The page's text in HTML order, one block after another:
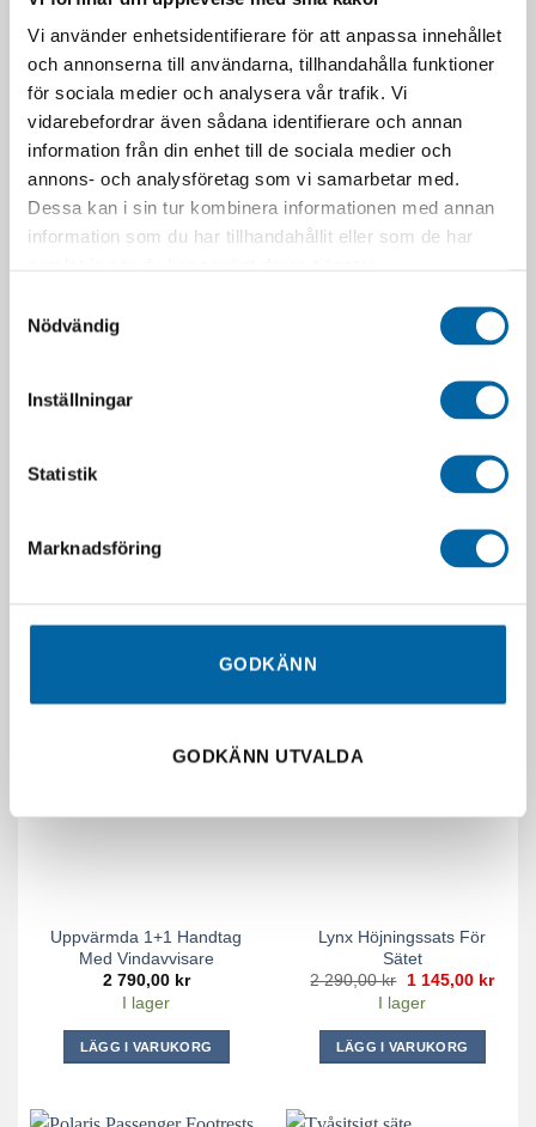
Vi använder enhetsidentifierare för att anpassa innehållet
och annonserna till användarna, tillhandahålla funktioner
för sociala medier och analysera vår trafik. Vi
vidarebefordrar även sådana identifierare och annan
information från din enhet till de sociala medier och
annons- och analysföretag som vi samarbetar med.
Dessa kan i sin tur kombinera informationen med annan
information som du har tillhandahållit eller som de har
Nödvändig
Inställningar
Statistik
Marknadsföring
GODKÄNN
GODKÄNN UTVALDA
RELATERADE PRODUKTER
Passagerarfotstöd För
Webblager 4-10
Polaris Passargerardyna
Webblager 4-10
Uppvärmda 1+1 Handtag
Med Vindavvisare
2 790,00 kr
I lager
LÄGG I VARUKORG
Lynx Höjningssats För
Sätet
2 290,00kr
Det
priset
var:
2
290,00 kr.
1 145,00 krDet
I lager
LÄGG I VARUKORG